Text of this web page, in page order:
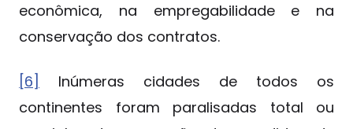
econômica, na empregabilidade e na
conservação dos contratos.
[6]
Inúmeras cidades de todos os
continentes foram paralisadas total ou